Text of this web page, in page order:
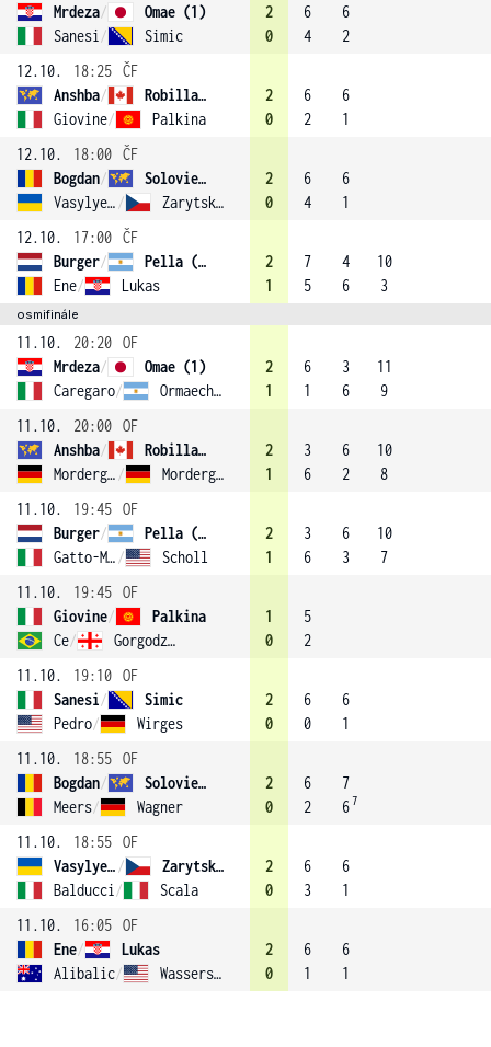
Mrdeza/
Omae (1)
Sanesi / Simic
2
0
6
4
6
2
12.10.
18:25 ČF
Anshba/
Robillard-Millette
Giovine/ Palkina
2
0
6
2
6
1
12.10.
18:00 ČF
Bogdan/
Solovieva
Vasylyeva / Zarytska (3)
2
0
6
4
6
1
12.10.
17:00 ČF
Burger/
Pella (4)
Ene/ Lukas
2
1
7
5
4
6
10
3
osmifinále
11.10. 20:20 OF
Mrdeza/
Omae (1)
Caregaro/ Ormaechea
2
1
6
1
3
6
11
9
11.10.
20:00 OF
Anshba/
Robillard-Millette
Morderger / Morderger
2
1
3
6
6
2
10
8
11.10.
19:45 OF
Burger/
Pella (4)
Gatto-Monticone / Scholl
2
1
3
6
6
3
10
7
11.10.
19:45 OF
Giovine/
Palkina
Ce/ Gorgodze (2)
1
0
5
2
11.10.
19:10 OF
Sanesi/
Simic
Pedro/ Wirges
2
0
6
0
6
1
11.10.
18:55 OF
Bogdan/
Solovieva
Meers/ Wagner
2
0
6
2
7
67
11.10. 18:55 OF
Vasylyeva /
Zarytska (3)
Balducci / Scala
2
0
6
3
6
1
11.10.
16:05 OF
Ene/
Lukas
Alibalic/ Wasserson
2
0
6
1
6
1